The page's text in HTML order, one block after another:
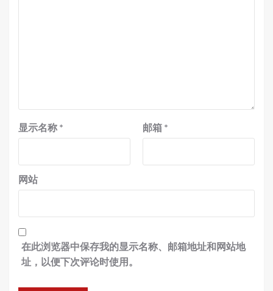
显示名称 * 邮箱 *
网站
在此浏览器中保存我的显示名称、邮箱地址和网站地
址，以便下次评论时使用。